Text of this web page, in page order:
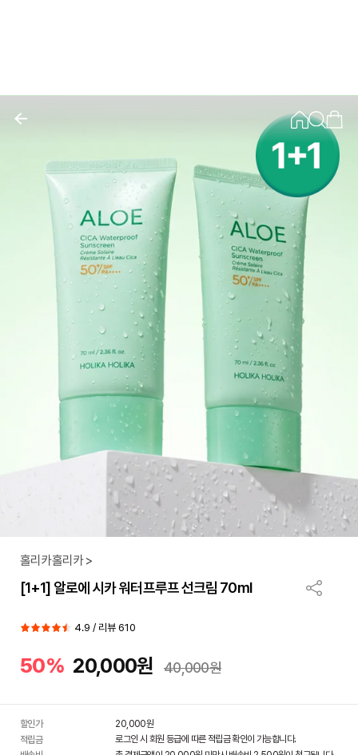
홀리카홀리카 >
[1+1] 알로에 시카 워터프루프 선크림 70ml
4.9 / 리뷰 610
50% 20,000원 40,000원
할인가 20,000원
적립금
로그인 시 회원 등급에 따른 적립금 확인이 가능합니다.